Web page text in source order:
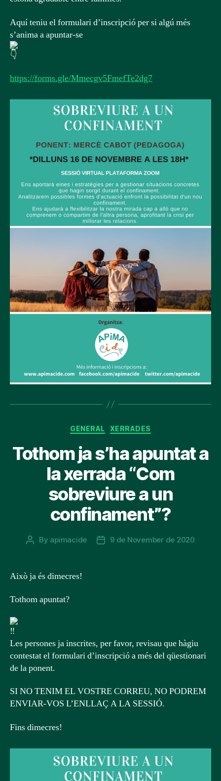
Aquí teniu el formulari d’inscripció per si algú més
s’anima a apuntar-se
https://forms.gle/Mmecgv5FmefTe2dg7
Categories
GENERAL XERRADES
Tothom ja s’ha apuntat a
la xerrada “Com
sobreviure a un
confinament”?
Post
By apimacide
Post9 de November de 2020
Això ja és dimecres!
Tothom apuntat?
Les persones ja inscrites, per favor, revisau que hàgiu
contestat el formulari d’inscripció a més del qüestionari
de la ponent.
SI NO TENIM EL VOSTRE CORREU, NO PODREM
ENVIAR-VOS L’ENLLAÇ A LA SESSIÓ.
Fins dimecres!